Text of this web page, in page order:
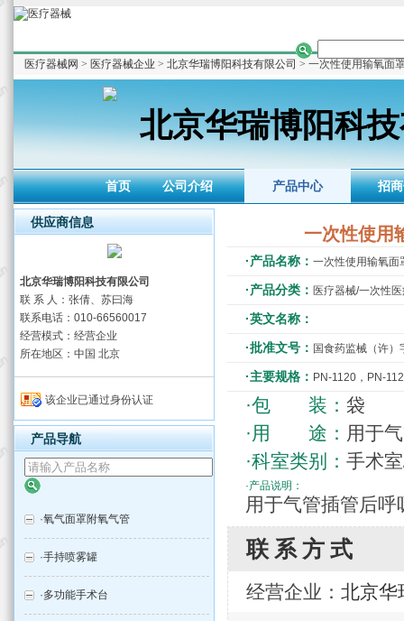
医疗器械网 > 医疗器械企业 > 北京华瑞博阳科技有限公司 > 一次性使用输氧面
北京华瑞博阳科
首页 公司介绍 产品中心 招
一次性使用
·产品名称： 一次性使用输氧面
·产品分类： 医疗器械/一次性
·英文名称：
·批准文号： 国食药监械（许）
·主要规格： PN-1120，PN-
·包 装： 袋
·用 途： 用于
·科室类别： 手术
·产品说明：
用于气管插管后
联系方式
经营企业： 北京华
供应商信息
北京华瑞博阳科技有限公司
联 系 人：张倩、苏曰海
联系电话：010-66560017
经营模式：经营企业
所在地区：中国 北京
该企业已通过身份认证
产品导航
·氧气面罩附氧气管
·手持喷雾罐
·多功能手术台